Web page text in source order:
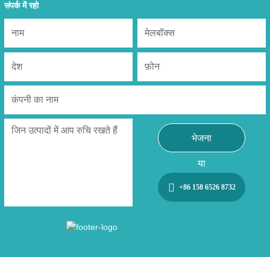
संपर्क में रहो
भेजना
या
+86 158 6526 8732